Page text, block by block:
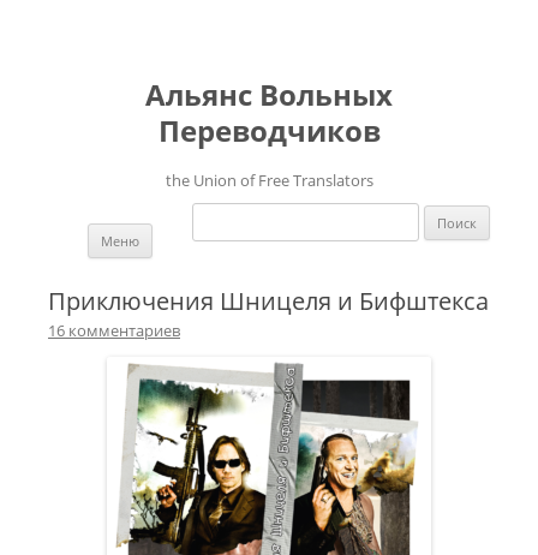
Альянс Вольных
Переводчиков
the Union of Free Translators
Найти:
Меню
Приключения Шницеля и Бифштекса
16 комментариев